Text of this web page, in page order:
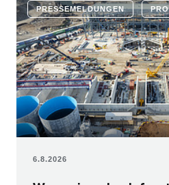
PRESSEMELDUNGEN
6.8.2026